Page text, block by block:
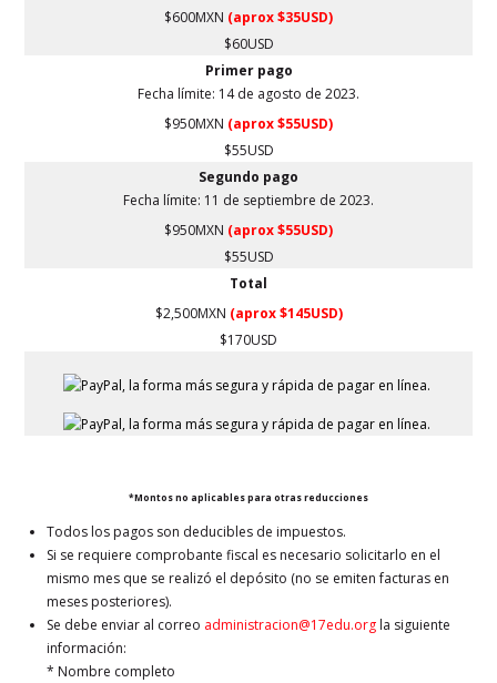
$600MXN (aprox $35USD)
$60USD
Primer pago
Fecha límite: 14 de agosto de 2023.
$950MXN (aprox $55USD)
$55USD
Segundo pago
Fecha límite: 11 de septiembre de 2023.
$950MXN (aprox $55USD)
$55USD
Total
$2,500MXN (aprox $145USD)
$170USD
*Montos no aplicables para otras reducciones
Todos los pagos son deducibles de impuestos.
Si se requiere comprobante fiscal es necesario solicitarlo en el
mismo mes que se realizó el depósito (no se emiten facturas en
meses posteriores).
Se debe enviar al correo administracion@17edu.org la siguiente
información:
* Nombre completo